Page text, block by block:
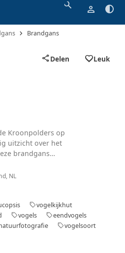
search person contrast
chevron_right Brandgans
shareDelen favorite_borderLeuk
Kroonpolders op
uitzicht over het
brandgans
tred
met een grote
serene,
voelde als een
, NL
sellvogelkijkhut
sellvogels selleendvogels
sellvogelsoort